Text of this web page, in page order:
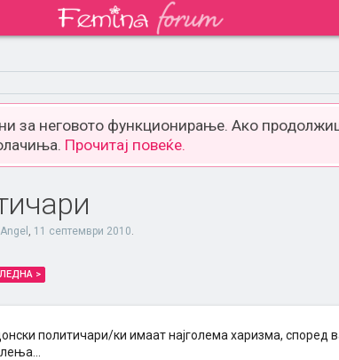
за неговото функционирање. Ако
Прочитај повеќе.
, 11 септември 2010.
>
политичари/ки имаат најголема харизма, според